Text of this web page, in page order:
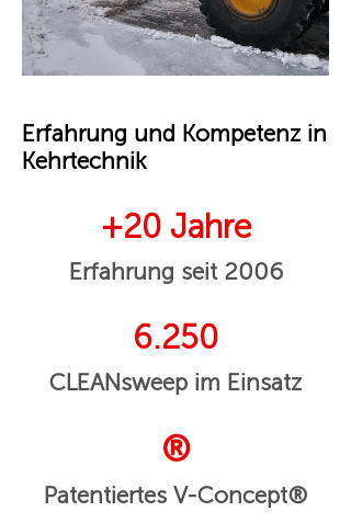
Erfahrung und Kompetenz in
Kehrtechnik
+20 Jahre
Erfahrung seit 2006
6.250
CLEANsweep im Einsatz
®
Patentiertes V-Concept®